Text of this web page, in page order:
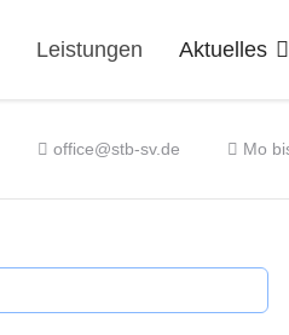
Leistungen Aktuelles
office@stb-sv.de Mo